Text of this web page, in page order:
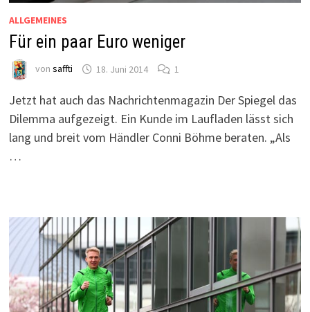
ALLGEMEINES
Für ein paar Euro weniger
von saffti 18. Juni 2014 1
Jetzt hat auch das Nachrichtenmagazin Der Spiegel das
Dilemma aufgezeigt. Ein Kunde im Laufladen lässt sich
lang und breit vom Händler Conni Böhme beraten. „Als
…